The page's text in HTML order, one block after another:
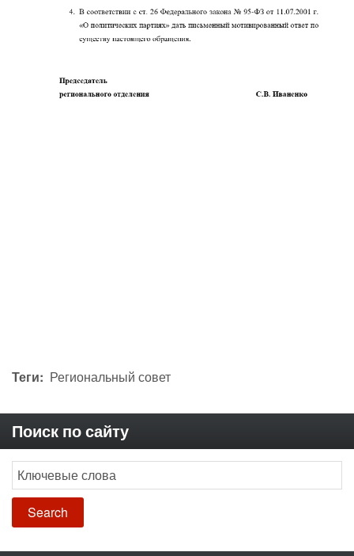
Теги Региональный совет
Поиск по сайту
Search